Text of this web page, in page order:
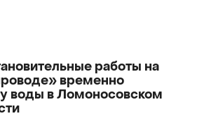
работы на
временно
воды в Ломоносовском